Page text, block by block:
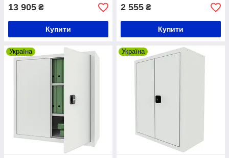
13 905 ₴
Купити
2 555 ₴
Купити
Україна Україна